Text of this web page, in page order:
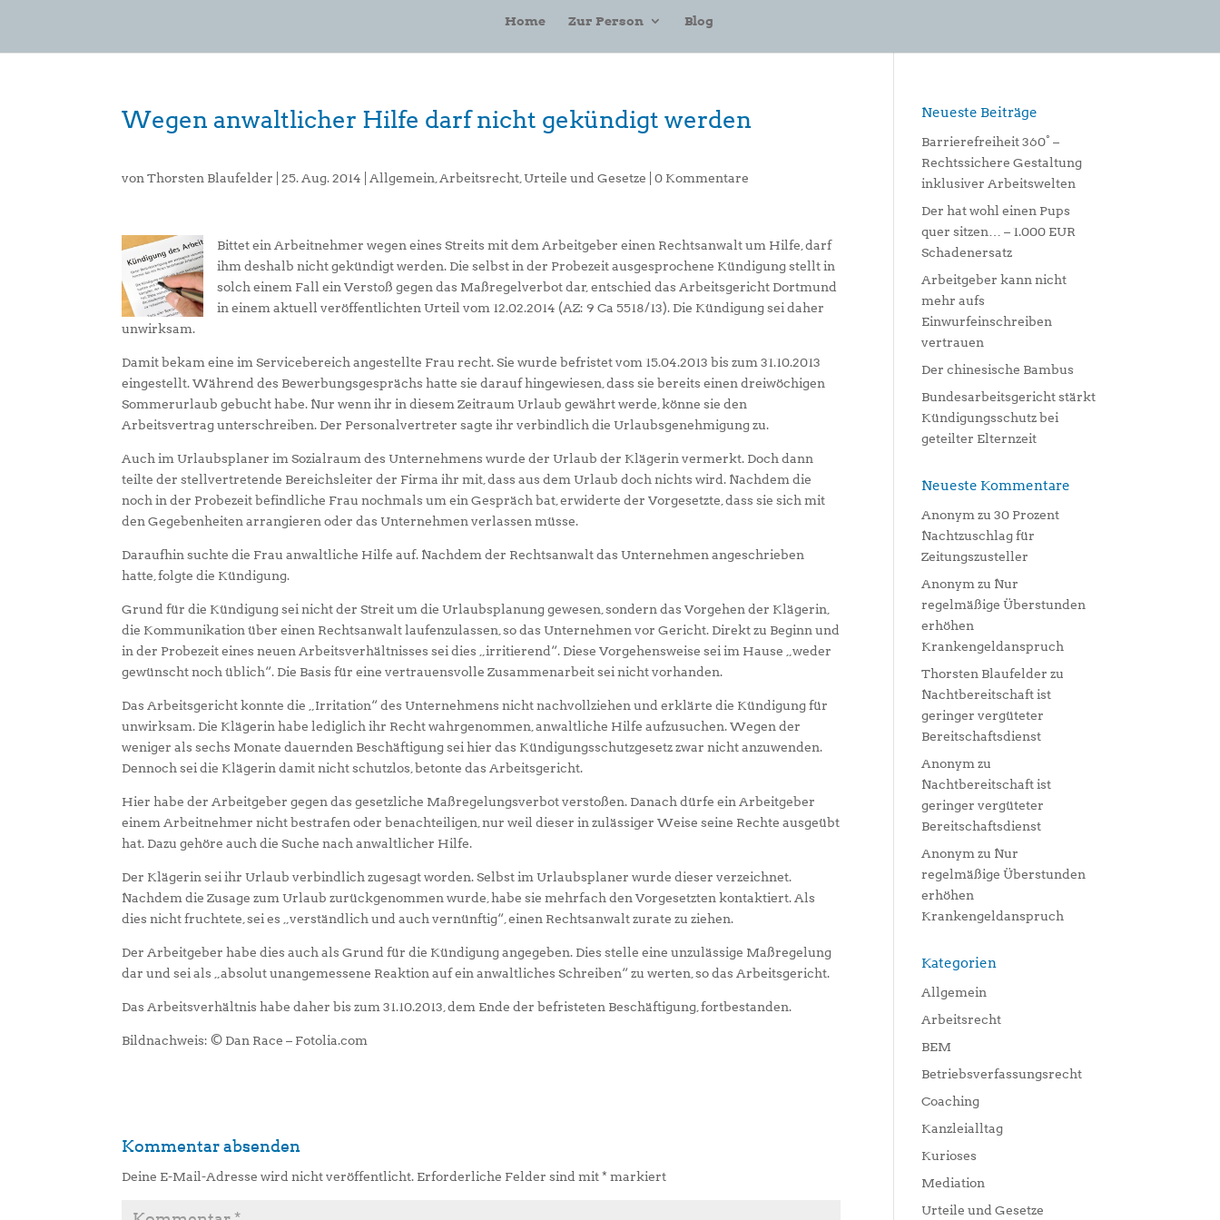
Home Zur Person Blog
Wegen anwaltlicher Hilfe darf nicht gekündigt werden
vonThorsten Blaufelder |25. Aug. 2014 Allgemein Arbeitsrecht ,Urteile und Gesetze |0 Kommentare
Bittet ein Arbeitnehmer wegen eines Streits mit dem Arbeitgeber einen Rechtsanwalt um Hilfe, darf
ihm deshalb nicht gekündigt werden. Die selbst in der Probezeit ausgesprochene Kündigung stellt in
solch einem Fall ein Verstoß gegen das Maßregelverbot dar, entschied das Arbeitsgericht Dortmund
in einem aktuell veröffentlichten Urteil vom 12.02.2014 (AZ: 9 Ca 5518/13). Die Kündigung sei daher
unwirksam.
Damit bekam eine im Servicebereich angestellte Frau recht. Sie wurde befristet vom 15.04.2013 bis zum 31.10.2013
eingestellt. Während des Bewerbungsgesprächs hatte sie darauf hingewiesen, dass sie bereits einen dreiwöchigen
Sommerurlaub gebucht habe. Nur wenn ihr in diesem Zeitraum Urlaub gewährt werde, könne sie den
Arbeitsvertrag unterschreiben. Der Personalvertreter sagte ihr verbindlich die Urlaubsgenehmigung zu.
Auch im Urlaubsplaner im Sozialraum des Unternehmens wurde der Urlaub der Klägerin vermerkt. Doch dann
teilte der stellvertretende Bereichsleiter der Firma ihr mit, dass aus dem Urlaub doch nichts wird. Nachdem die
noch in der Probezeit befindliche Frau nochmals um ein Gespräch bat, erwiderte der Vorgesetzte, dass sie sich mit
den Gegebenheiten arrangieren oder das Unternehmen verlassen müsse.
Daraufhin suchte die Frau anwaltliche Hilfe auf. Nachdem der Rechtsanwalt das Unternehmen angeschrieben
hatte, folgte die Kündigung.
Grund für die Kündigung sei nicht der Streit um die Urlaubsplanung gewesen, sondern das Vorgehen der Klägerin,
die Kommunikation über einen Rechtsanwalt laufenzulassen, so das Unternehmen vor Gericht. Direkt zu Beginn und
in der Probezeit eines neuen Arbeitsverhältnisses sei dies „irritierend“. Diese Vorgehensweise sei im Hause „weder
gewünscht noch üblich“. Die Basis für eine vertrauensvolle Zusammenarbeit sei nicht vorhanden.
Das Arbeitsgericht konnte die „Irritation“ des Unternehmens nicht nachvollziehen und erklärte die Kündigung für
unwirksam. Die Klägerin habe lediglich ihr Recht wahrgenommen, anwaltliche Hilfe aufzusuchen. Wegen der
weniger als sechs Monate dauernden Beschäftigung sei hier das Kündigungsschutzgesetz zwar nicht anzuwenden.
Dennoch sei die Klägerin damit nicht schutzlos, betonte das Arbeitsgericht.
Hier habe der Arbeitgeber gegen das gesetzliche Maßregelungsverbot verstoßen. Danach dürfe ein Arbeitgeber
einem Arbeitnehmer nicht bestrafen oder benachteiligen, nur weil dieser in zulässiger Weise seine Rechte ausgeübt
hat. Dazu gehöre auch die Suche nach anwaltlicher Hilfe.
Der Klägerin sei ihr Urlaub verbindlich zugesagt worden. Selbst im Urlaubsplaner wurde dieser verzeichnet.
Nachdem die Zusage zum Urlaub zurückgenommen wurde, habe sie mehrfach den Vorgesetzten kontaktiert. Als
dies nicht fruchtete, sei es „verständlich und auch vernünftig“, einen Rechtsanwalt zurate zu ziehen.
Der Arbeitgeber habe dies auch als Grund für die Kündigung angegeben. Dies stelle eine unzulässige Maßregelung
dar und sei als „absolut unangemessene Reaktion auf ein anwaltliches Schreiben“ zu werten, so das Arbeitsgericht.
Das Arbeitsverhältnis habe daher bis zum 31.10.2013, dem Ende der befristeten Beschäftigung, fortbestanden.
Bildnachweis: © Dan Race – Fotolia.com
Kommentar absenden
Deine E-Mail-Adresse wird nicht veröffentlicht. Erforderliche Felder sind mit* markiert
Neueste Beiträge
Barrierefreiheit 360° –
Rechtssichere Gestaltung
inklusiver Arbeitswelten
Der hat wohl einen Pups
quer sitzen… – 1.000 EUR
Schadenersatz
Arbeitgeber kann nicht
mehr aufs
Einwurfeinschreiben
vertrauen
Der chinesische Bambus
Bundesarbeitsgericht stärkt
Kündigungsschutz bei
geteilter Elternzeit
Neueste Kommentare
Anonym zu30 Prozent
Nachtzuschlag für
Zeitungszusteller
Anonym zu Nur
regelmäßige Überstunden
erhöhen
Krankengeldanspruch
Thorsten Blaufelder zu
Nachtbereitschaft ist
geringer vergüteter
Bereitschaftsdienst
Anonym zu
Nachtbereitschaft ist
geringer vergüteter
Bereitschaftsdienst
Anonym zu Nur
regelmäßige Überstunden
erhöhen
Krankengeldanspruch
Kategorien
Allgemein
Arbeitsrecht
BEM
Betriebsverfassungsrecht
Coaching
Kanzleialltag
Kurioses
Mediation
Urteile und Gesetze